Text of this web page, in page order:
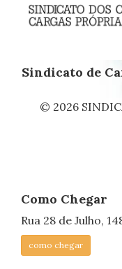
Sindicato de
© 2026
Como Chegar
Rua 28 de Julho,
como chegar